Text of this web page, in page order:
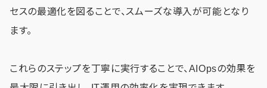
セスの最適化を図ることで、スムーズな導入が可能となり
ます。
これらのステップを丁寧に実行することで、AIOpsの効果を